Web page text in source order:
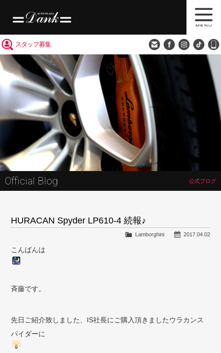
スタッフ募集
Official Blog 公式ブログ
HURACAN Spyder LP610-4 続報♪
2017.04.02
Lamborghini
こんばんは
斉藤です。
先日ご紹介致しました、IS社長にご購入頂きましたウラカンス
パイダーに